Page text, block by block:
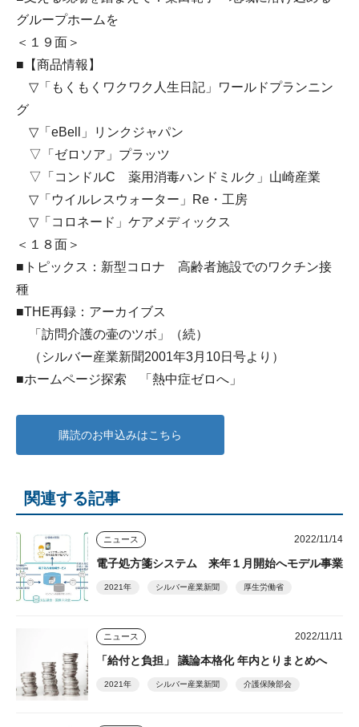
グループホームを
＜１９面＞
■【商品情報】
▽「もくもくワクワク人生日記」ワールドプランニン
グ
▽「eBell」リンクジャパン
▽「ゼロソア」プラッツ
▽「コンドルC 薬用消毒ハンドミルク」山崎産業
▽「ウイルレスウォーター」Re・工房
▽「コロネード」ケアメディックス
＜１８面＞
■トピックス：新型コロナ 高齢者施設でのワクチン接
種
■THE再録：アーカイブス
「訪問介護の壷のツボ」（続）
（シルバー産業新聞2001年3月10日号より）
■ホームページ探索 「熱中症ゼロへ」
購読のお申込みはこちら
関連する記事
ニュース 2022/11/14
電子処方箋システム 来年１月開始へモデル事業
2021年 シルバー産業新聞 厚生労働省
ニュース 2022/11/11
「給付と負担」 議論本格化 年内とりまとめへ
2021年 シルバー産業新聞 介護保険部会